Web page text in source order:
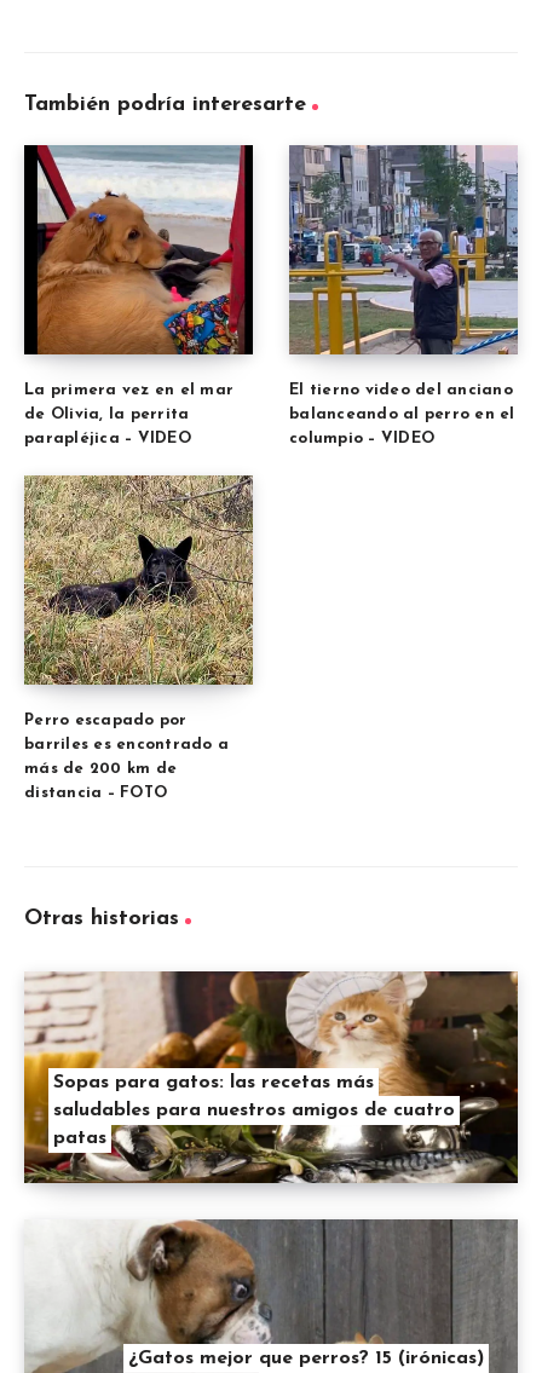
También podría interesarte
La primera vez en el mar
de Olivia, la perrita
parapléjica – VIDEO
El tierno video del anciano
balanceando al perro en el
columpio – VIDEO
Perro escapado por
barriles es encontrado a
más de 200 km de
distancia – FOTO
Otras historias
Sopas para gatos: las recetas más
saludables para nuestros amigos de cuatro
patas
¿Gatos mejor que perros? 15 (irónicas)